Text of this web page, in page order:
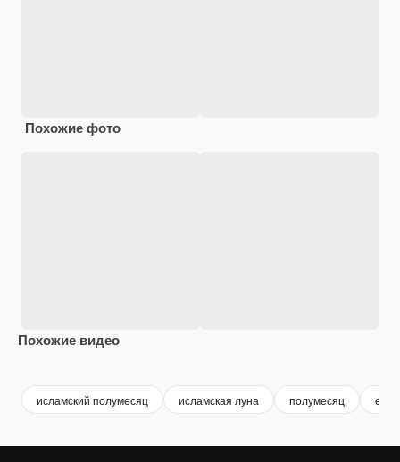
Похожие фото
Похожие видео
исламский полумесяц исламская луна полумесяц eid